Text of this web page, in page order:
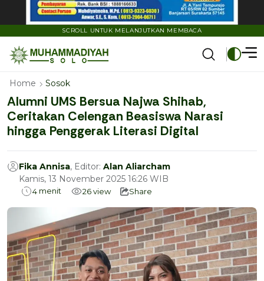
SCROLL UNTUK MELANJUTKAN MEMBACA
Home Sosok
Alumni UMS Bersua Najwa Shihab,
Ceritakan Celengan Beasiswa Narasi
hingga Penggerak Literasi Digital
Fika Annisa, Editor: Alan Aliarcham
Kamis, 13 November 2025 16:26 WIB
4 menit 26view Share